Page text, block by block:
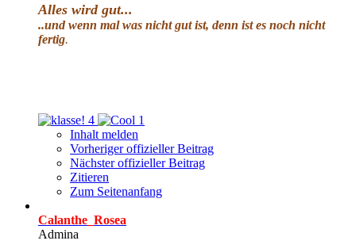
Alles wird gut...
..und wenn mal was nicht gut ist, denn ist es noch nicht
fertig.
4
1
Inhalt melden
Vorheriger offizieller Beitrag
Nächster offizieller Beitrag
Zitieren
Zum Seitenanfang
Calanthe_Rosea
Admina